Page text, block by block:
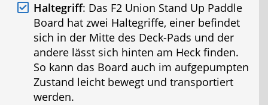
Haltegriff: Das F2 Union Stand Up Paddle
Board hat zwei Haltegriffe, einer befindet
sich in der Mitte des Deck-Pads und der
andere lässt sich hinten am Heck finden.
So kann das Board auch im aufgepumpten
Zustand leicht bewegt und transportiert
werden.